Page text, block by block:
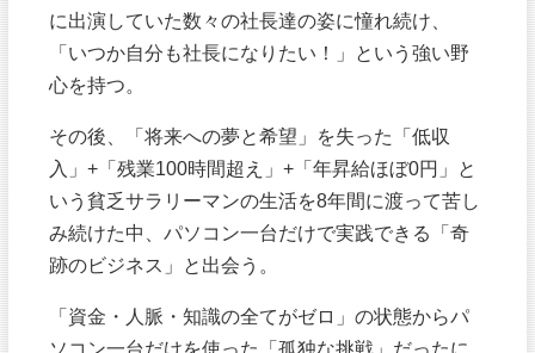
に出演していた数々の社長達の姿に憧れ続け、
「いつか自分も社長になりたい！」という強い野
心を持つ。
その後、「将来への夢と希望」を失った「低収
入」+「残業100時間超え」+「年昇給ほぼ0円」と
いう貧乏サラリーマンの生活を8年間に渡って苦し
み続けた中、パソコン一台だけで実践できる「奇
跡のビジネス」と出会う。
「資金・人脈・知識の全てがゼロ」の状態からパ
ソコン一台だけを使った「孤独な挑戦」だったに